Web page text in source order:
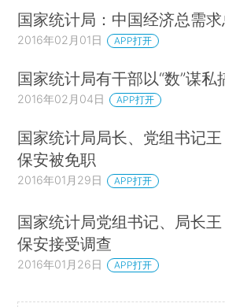
国家统计局：中国经济总需
2016年02月01日 APP打开
国家统计局有干部以“数”谋私
2016年02月04日 APP打开
国家统计局局长、党组书记王
保安被免职
2016年01月29日 APP打开
国家统计局党组书记、局长王
保安接受调查
2016年01月26日 APP打开